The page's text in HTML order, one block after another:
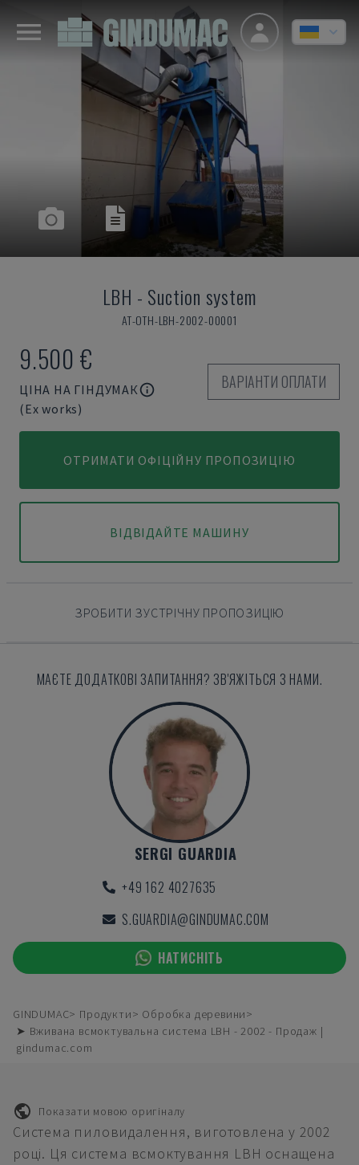
LBH - Suction system
AT-OTH-LBH-2002-00001
9.500 €
ЦІНА НА ГІНДУМАК
(Ex works)
ВАРІАНТИ ОПЛАТИ
ОТРИМАТИ ОФІЦІЙНУ ПРОПОЗИЦІЮ
ВІДВІДАЙТЕ МАШИНУ
ЗРОБИТИ ЗУСТРІЧНУ ПРОПОЗИЦІЮ
МАЄТЕ ДОДАТКОВІ ЗАПИТАННЯ? ЗВ'ЯЖІТЬСЯ З НАМИ.
SERGI GUARDIA
+49 162 4027635
S.GUARDIA@GINDUMAC.COM
НАТИСНІТЬ
GINDUMAC Продукти
Обробка деревини
➤ Вживана всмоктувальна система LBH - 2002 - Продаж |
gindumac.com
Показати мовою оригіналу
Система пиловидалення, виготовлена у 2002
році. Ця система всмоктування LBH оснащена